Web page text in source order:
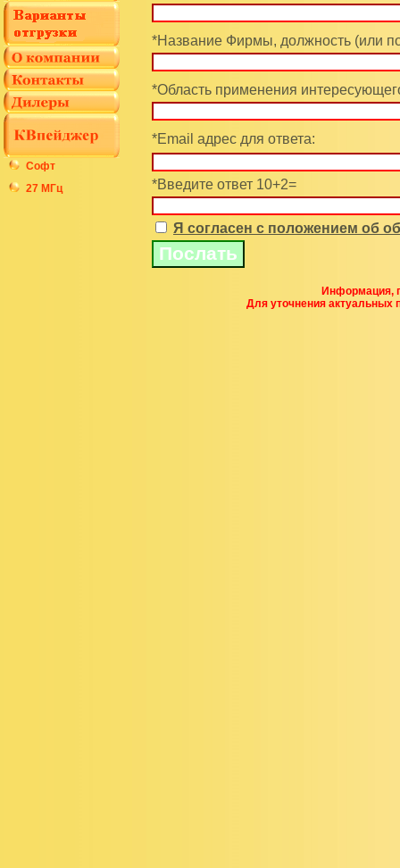
Софт
27 МГц
*Название Фирмы, должность (или
*Область применения
*Email адрес для ответа:
*Введите ответ 10+2=
Я согласен с положением об
Информация,
Для уточнения актуальных